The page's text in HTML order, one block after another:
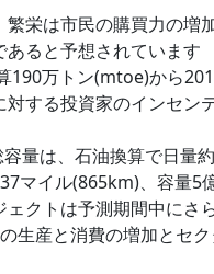
栄は市民の購買力の増
ると予想されています
190万トン(mtoe)から
する投資家のインセン
量は、石油換算で日量
マイル(865km)、容量
クトは予測期間中にさ
生産と消費の増加とセ